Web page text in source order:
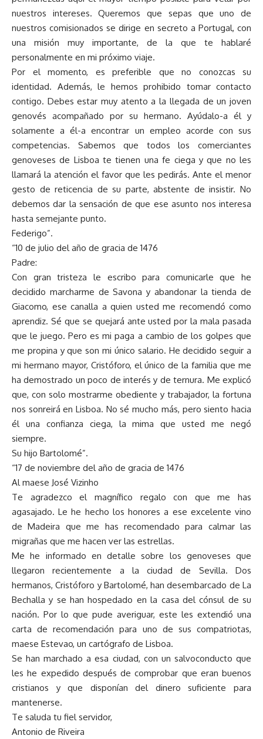
nuestros intereses. Queremos que sepas que uno de
nuestros comisionados se dirige en secreto a Portugal, con
una misión muy importante, de la que te hablaré
personalmente en mi próximo viaje.
Por el momento, es preferible que no conozcas su
identidad. Además, le hemos prohibido tomar contacto
contigo. Debes estar muy atento a la llegada de un joven
genovés acompañado por su hermano. Ayúdalo-a él y
solamente a él-a encontrar un empleo acorde con sus
competencias. Sabemos que todos los comerciantes
genoveses de Lisboa te tienen una fe ciega y que no les
llamará la atención el favor que les pedirás. Ante el menor
gesto de reticencia de su parte, abstente de insistir. No
debemos dar la sensación de que ese asunto nos interesa
hasta semejante punto.
Federigo”.
“10 de julio del año de gracia de 1476
Padre:
Con gran tristeza le escribo para comunicarle que he
decidido marcharme de Savona y abandonar la tienda de
Giacomo, ese canalla a quien usted me recomendó como
aprendiz. Sé que se quejará ante usted por la mala pasada
que le juego. Pero es mi paga a cambio de los golpes que
me propina y que son mi único salario. He decidido seguir a
mi hermano mayor, Cristóforo, el único de la familia que me
ha demostrado un poco de interés y de ternura. Me explicó
que, con solo mostrarme obediente y trabajador, la fortuna
nos sonreirá en Lisboa. No sé mucho más, pero siento hacia
él una confianza ciega, la mima que usted me negó
siempre.
Su hijo Bartolomé”.
“17 de noviembre del año de gracia de 1476
Al maese José Vizinho
Te agradezco el magnífico regalo con que me has
agasajado. Le he hecho los honores a ese excelente vino
de Madeira que me has recomendado para calmar las
migrañas que me hacen ver las estrellas.
Me he informado en detalle sobre los genoveses que
llegaron recientemente a la ciudad de Sevilla. Dos
hermanos, Cristóforo y Bartolomé, han desembarcado de La
Bechalla y se han hospedado en la casa del cónsul de su
nación. Por lo que pude averiguar, este les extendió una
carta de recomendación para uno de sus compatriotas,
maese Estevao, un cartógrafo de Lisboa.
Se han marchado a esa ciudad, con un salvoconducto que
les he expedido después de comprobar que eran buenos
cristianos y que disponían del dinero suficiente para
mantenerse.
Te saluda tu fiel servidor,
Antonio de Riveira